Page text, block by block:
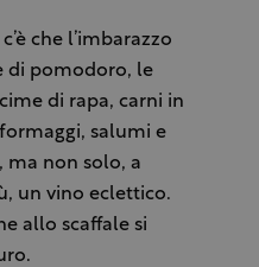
che l’imbarazzo
di pomodoro, le
di rapa, carni in
salumi e
ma non solo, a
un vino eclettico.
allo scaffale si